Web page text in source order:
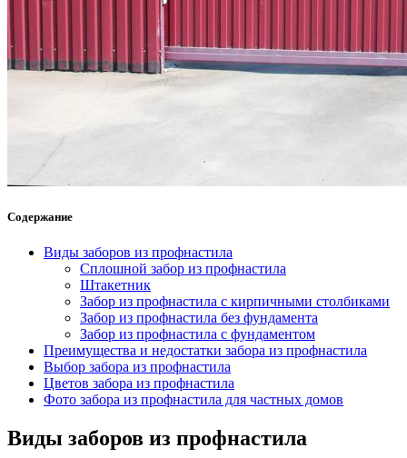
Содержание
Виды заборов из профнастила
Сплошной забор из профнастила
Штакетник
Забор из профнастила с кирпичными столбиками
Забор из профнастила без фундамента
Забор из профнастила с фундаментом
Преимущества и недостатки забора из профнастила
Выбор забора из профнастила
Цветов забора из профнастила
Фото забора из профнастила для частных домов
Виды заборов из профнастила